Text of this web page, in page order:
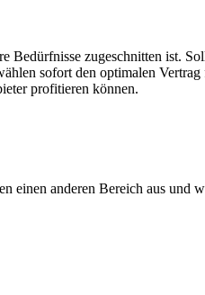
zugeschnitten ist.
sofort den optimalen
profitieren können.
einen anderen Bereich aus